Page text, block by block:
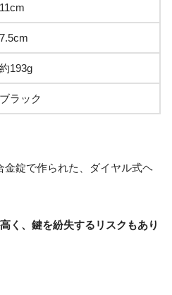
11cm
7.5cm
約193g
ブラック
錠で作られた、ダイヤル式ヘ
く、鍵を紛失するリスクもあり